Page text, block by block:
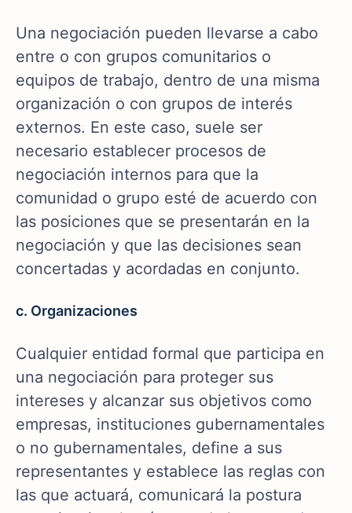
Una negociación pueden llevarse a cabo
entre o con grupos comunitarios o
equipos de trabajo, dentro de una misma
organización o con grupos de interés
externos. En este caso, suele ser
necesario establecer procesos de
negociación internos para que la
comunidad o grupo esté de acuerdo con
las posiciones que se presentarán en la
negociación y que las decisiones sean
concertadas y acordadas en conjunto.
c. Organizaciones
Cualquier entidad formal que participa en
una negociación para proteger sus
intereses y alcanzar sus objetivos como
empresas, instituciones gubernamentales
o no gubernamentales, define a sus
representantes y establece las reglas con
las que actuará, comunicará la postura